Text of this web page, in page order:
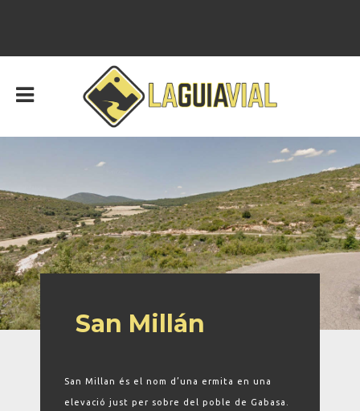
San Millán
San Millan és el nom d’una ermita en una
elevació just per sobre del poble de Gabasa.